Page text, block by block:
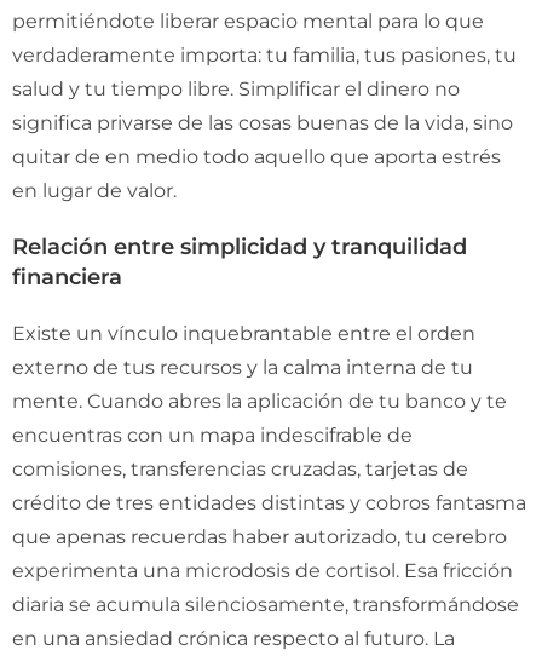
permitiéndote liberar espacio mental para lo que
verdaderamente importa: tu familia, tus pasiones, tu
salud y tu tiempo libre. Simplificar el dinero no
significa privarse de las cosas buenas de la vida, sino
quitar de en medio todo aquello que aporta estrés
en lugar de valor.
Relación entre simplicidad y tranquilidad
financiera
Existe un vínculo inquebrantable entre el orden
externo de tus recursos y la calma interna de tu
mente. Cuando abres la aplicación de tu banco y te
encuentras con un mapa indescifrable de
comisiones, transferencias cruzadas, tarjetas de
crédito de tres entidades distintas y cobros fantasma
que apenas recuerdas haber autorizado, tu cerebro
experimenta una microdosis de cortisol. Esa fricción
diaria se acumula silenciosamente, transformándose
en una ansiedad crónica respecto al futuro. La